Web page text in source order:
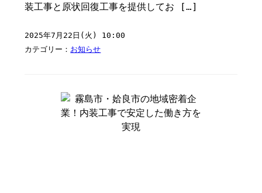
装工事と原状回復工事を提供してお […]
2025年7月22日(火) 10:00
カテゴリー： お知らせ